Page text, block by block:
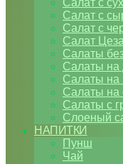
Салат с
Салат с
Салат с
Салат
Салаты
Салаты на
Салаты на
Салаты на
Салаты с
Слоеный
НАПИТКИ
Пунш
Чай